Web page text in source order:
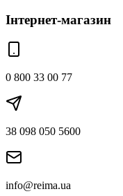
Інтернет-магазин
0 800 33 00 77
38 098 050 5600
info@reima.ua